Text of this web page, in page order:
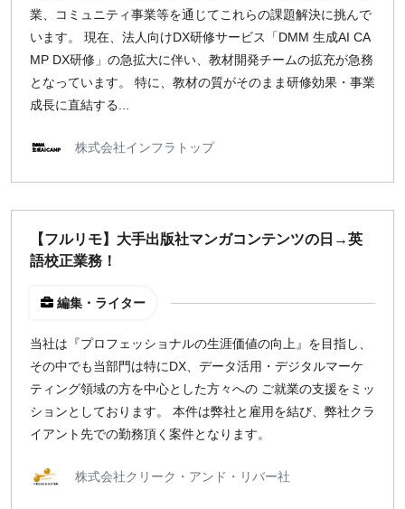
募集状況
募集中のみ表示
1,500 円 以上
業、コミュニティ事業等を通じてこれらの課題解決に挑んで
います。 現在、法人向けDX研修サービス「DMM 生成AI CA
MP DX研修」の急拡大に伴い、教材開発チームの拡充が急務
となっています。 特に、教材の質がそのまま研修効果・事業
成長に直結する...
株式会社インフラトップ
【フルリモ】大手出版社マンガコンテンツの日→英
語校正業務！
編集・ライター
当社は『プロフェッショナルの生涯価値の向上』を目指し、
その中でも当部門は特にDX、データ活用・デジタルマーケ
ティング領域の方を中心とした方々への ご就業の支援をミッ
ションとしております。 本件は弊社と雇用を結び、弊社クラ
イアント先での勤務頂く案件となります。
株式会社クリーク・アンド・リバー社